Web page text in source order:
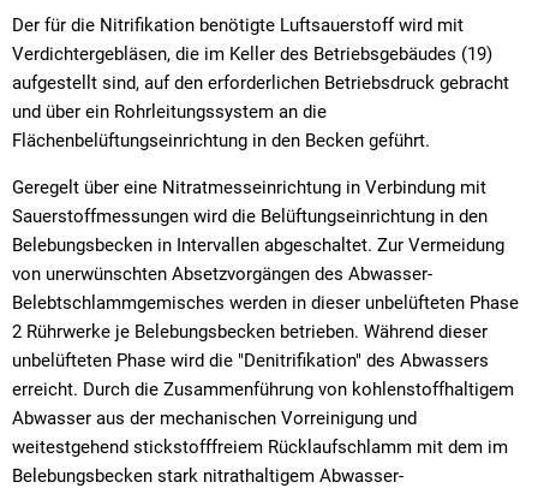
Der für die Nitrifikation benötigte Luftsauerstoff wird mit
Verdichtergebläsen, die im Keller des Betriebsgebäudes (19)
aufgestellt sind, auf den erforderlichen Betriebsdruck gebracht
und über ein Rohrleitungssystem an die
Flächenbelüftungseinrichtung in den Becken geführt.
Geregelt über eine Nitratmesseinrichtung in Verbindung mit
Sauerstoffmessungen wird die Belüftungseinrichtung in den
Belebungsbecken in Intervallen abgeschaltet. Zur Vermeidung
von unerwünschten Absetzvorgängen des Abwasser-
Belebtschlammgemisches werden in dieser unbelüfteten Phase
2 Rührwerke je Belebungsbecken betrieben. Während dieser
unbelüfteten Phase wird die "Denitrifikation" des Abwassers
erreicht. Durch die Zusammenführung von kohlenstoffhaltigem
Abwasser aus der mechanischen Vorreinigung und
weitestgehend stickstofffreiem Rücklaufschlamm mit dem im
Belebungsbecken stark nitrathaltigem Abwasser-